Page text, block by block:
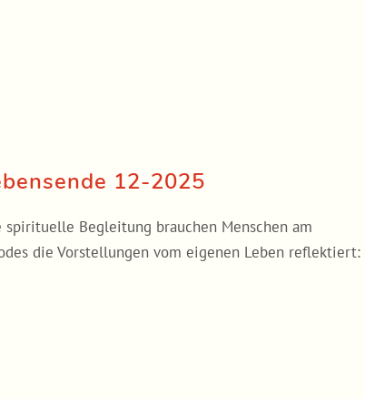
12-2025
spirituelle Begleitung brauchen Menschen am
die Vorstellungen vom eigenen Leben reflektiert: